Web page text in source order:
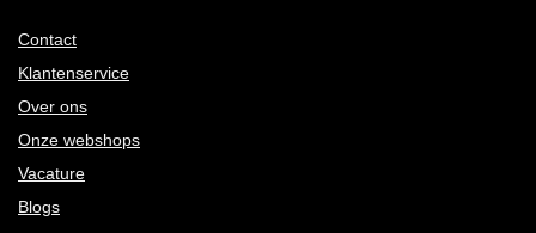
Contact
Klantenservice
Over ons
Onze webshops
Vacature
Blogs